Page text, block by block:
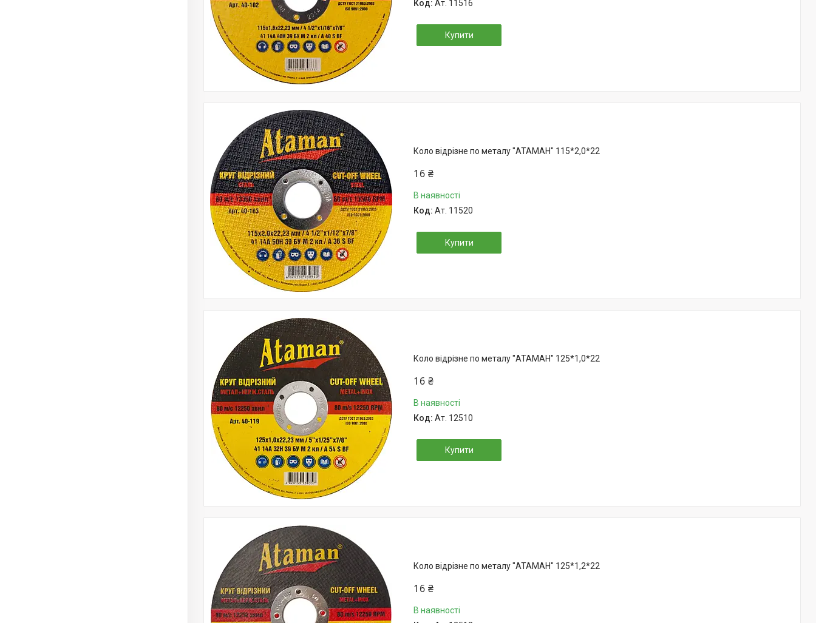
Ат. 11516
Купити
Коло відрізне по металу "АТАМАН" 115*2,0*22
16 ₴
Ат. 11520
В наявності
Купити
Коло відрізне по металу "АТАМАН" 125*1,0*22
16 ₴
Ат. 12510
В наявності
Купити
Коло відрізне по металу "АТАМАН" 125*1,2*22
16 ₴
В наявності